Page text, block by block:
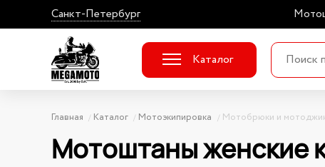
Санкт-Петербург
Каталог
Главная Каталог Мотоэкипировка Мотобрюки и
Мотоштаны женские